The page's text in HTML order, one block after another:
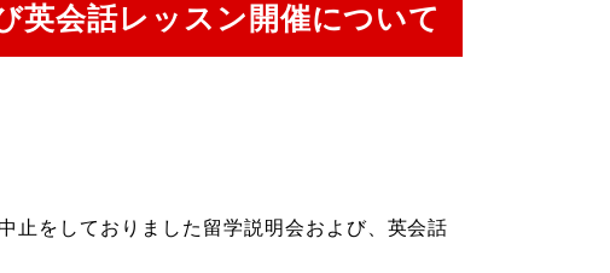
英会話レッスン開催について
止をしておりました留学説明会および、英会話